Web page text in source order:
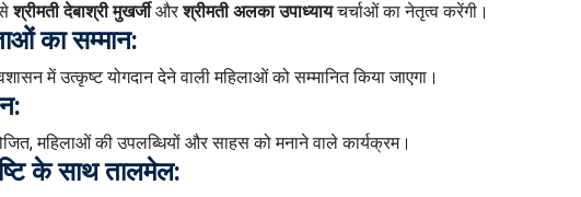
श्रीमती देबाश्री मुखर्जीऔरश्रीमती अलका उपाध्यायचर्चाओं का नेतृत्व करेंगी।
का सम्मान:
में उत्कृष्ट योगदान देने वाली महिलाओं को सम्मानित किया जाएगा।
महिलाओं की उपलब्धियों और साहस को मनाने वाले कार्यक्रम।
के साथ तालमेल: